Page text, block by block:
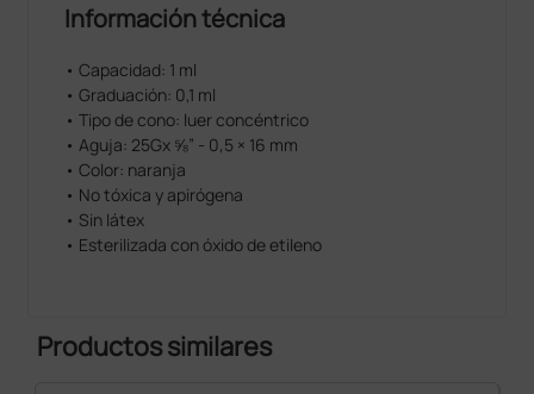
Información técnica
• Capacidad: 1 ml
• Graduación: 0,1 ml
• Tipo de cono: luer concéntrico
• Aguja: 25Gx ⅝” - 0,5 × 16 mm
• Color: naranja
• No tóxica y apirógena
• Sin látex
• Esterilizada con óxido de etileno
Productos similares